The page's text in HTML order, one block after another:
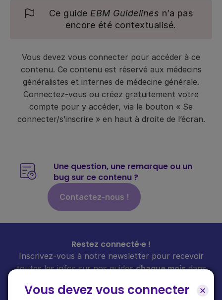
Vous devez vous connecter
Ce guide EBM Guidelines n’a pas
encore été contextualisé.
Vous devez vous connecter pour accéder à ce
contenu. Ce contenu est réservé aux médecins
généralistes et internes de médecine générale.
Connectez-vous ou créez gratuitement votre
compte pour y accéder, via le bouton « Se
connecter/s’inscrire » en haut à droite de l’écran.
Une question, une remarque ou un
bug sur ce contenu ?
Contactez-nous !
Restez connecté·e !
Inscrivez-vous à notre newsletter pour recevoir
toutes les infos sur nos guideschaque moisdans